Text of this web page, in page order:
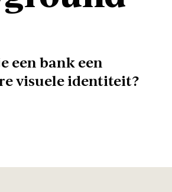
een bank een
visuele identiteit?